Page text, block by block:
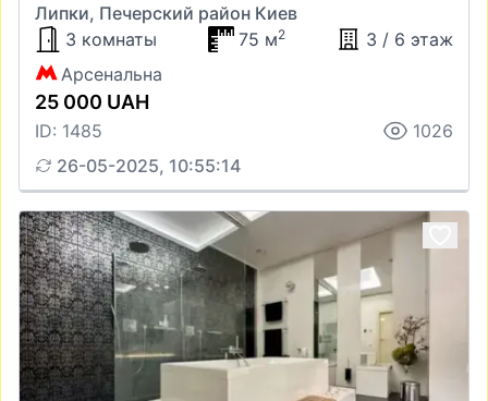
Липки, Печерский район Киев
3 комнаты
75 м2
3 / 6 этаж
Арсенальна
25 000 UAH
ID: 1485
1026
26-05-2025, 10:55:14